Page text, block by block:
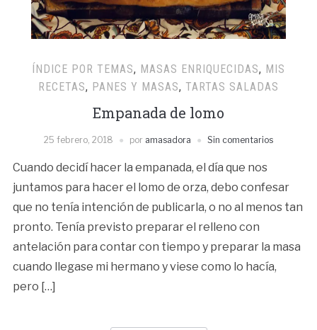
ÍNDICE POR TEMAS, MASAS ENRIQUECIDAS, MIS
RECETAS, PANES Y MASAS, TARTAS SALADAS
Empanada de lomo
25 febrero, 2018 por amasadora Sin comentarios
Cuando decidí hacer la empanada, el día que nos
juntamos para hacer el lomo de orza, debo confesar
que no tenía intención de publicarla, o no al menos tan
pronto. Tenía previsto preparar el relleno con
antelación para contar con tiempo y preparar la masa
cuando llegase mi hermano y viese como lo hacía,
pero […]